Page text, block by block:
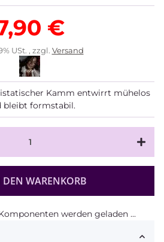
€
USt. , zzgl. Versand
Kamm entwirrt mühelos
bleibt formstabil.
DEN WARENKORB
werden geladen ...